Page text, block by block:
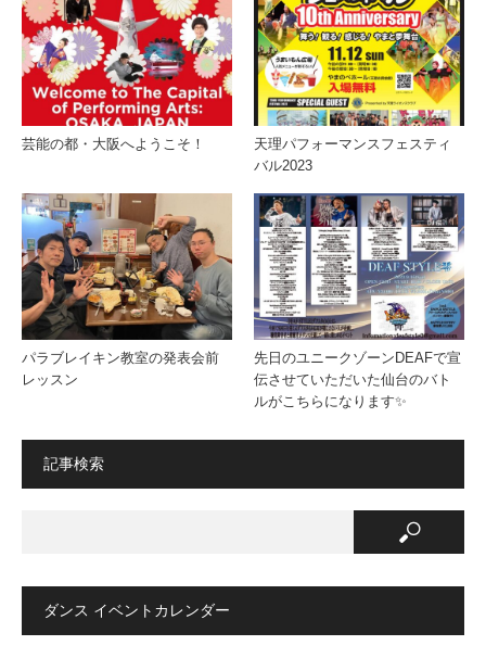
芸能の都・大阪へようこそ！
天理パフォーマンスフェスティ
バル2023
パラブレイキン教室の発表会前
レッスン
先日のユニークゾーンDEAFで宣
伝させていただいた仙台のバト
ルがこちらになります✨
記事検索
ダンス イベントカレンダー